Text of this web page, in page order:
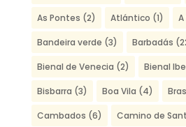
As Pontes (2) Atlántico (1)
Bandeira verde (3) Barbadás
Bienal de Venecia (2) Bienal
Bisbarra (3) Boa Vila (4)
Cambados (6) Camino de